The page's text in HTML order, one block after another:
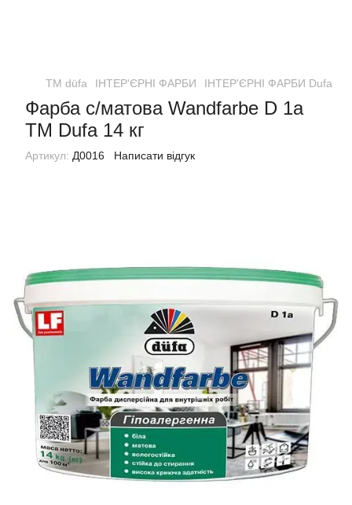
ТМ düfa ІНТЕР'ЄРНІ ФАРБИ ІНТЕР'ЄРНІ ФАРБИ Dufa
Фарба с/матова Wandfarbe D 1а
ТМ Dufa 14 кг
Артикул: Д0016 Написати відгук